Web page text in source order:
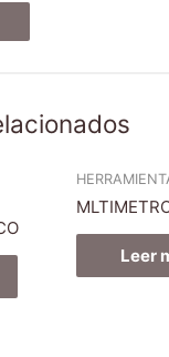
Leer